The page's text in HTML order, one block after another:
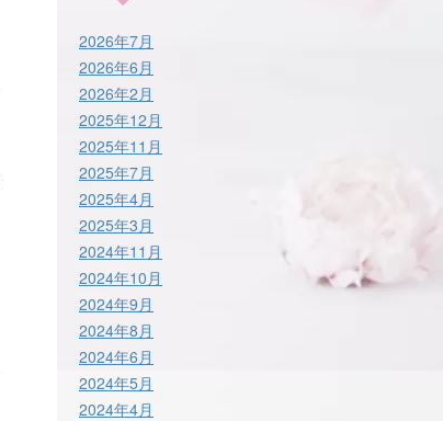
2026年7月
2026年6月
2026年2月
2025年12月
2025年11月
2025年7月
2025年4月
2025年3月
2024年11月
2024年10月
2024年9月
2024年8月
2024年6月
2024年5月
2024年4月